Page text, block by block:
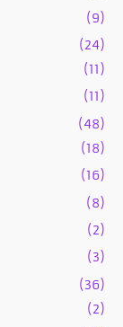
(9)
(24)
(11)
(11)
(48)
(18)
(16)
(8)
(2)
(3)
(36)
(2)